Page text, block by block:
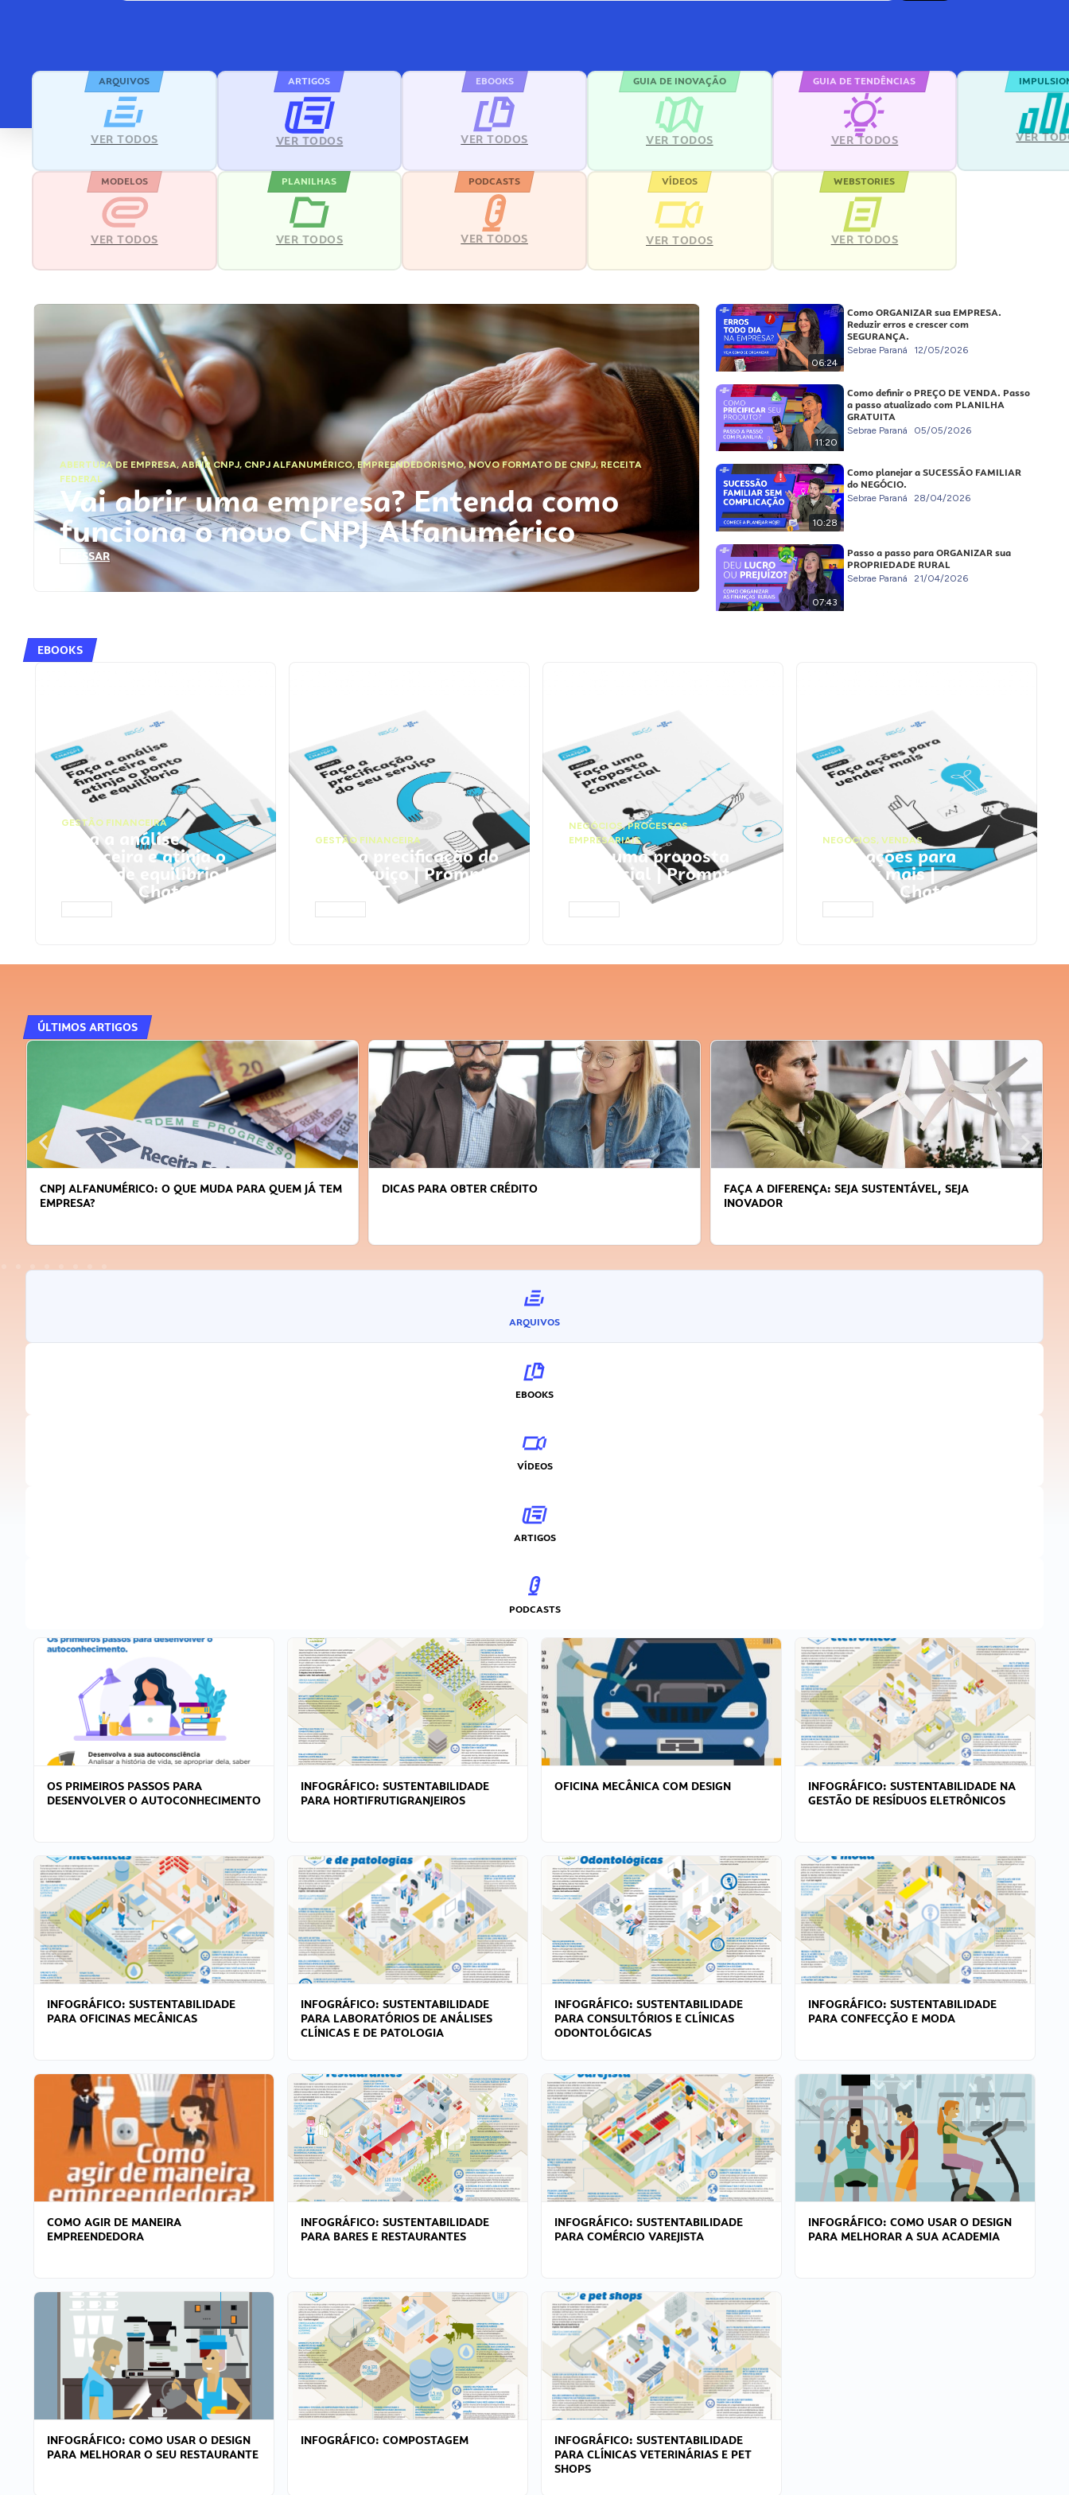
ARQUIVOS
VER TODOS
ARTIGOS
VER TODOS
EBOOKS
VER TODOS
GUIA DE INOVAÇÃO
VER TODOS
GUIA DE TENDÊNCIAS
VER TODOS VER
MODELOS
VER TODOS
PLANILHAS
VER TODOS
PODCASTS
VER TODOS
VÍDEOS
VER TODOS
WEBSTORIES
VER TODOS
ABERTURA DE EMPRESA,ABRIR CNPJ, CNPJ ALFANUMÉRICO, EMPREENDEDORISMO,NOVO FORMATO DE CNPJ,RECEITA
FEDERAL
Vai abrir uma empresa? Entenda como
funciona o novo CNPJ Alfanumérico
ACESSAR
06:24
Como ORGANIZAR sua EMPRESA.
Reduzir erros e crescer com
SEGURANÇA.
Sebrae Paraná 12/05/2026
11:20
Como definir o PREÇO DE VENDA. Passo
a passo atualizado com PLANILHA
GRATUITA
Sebrae Paraná 05/05/2026
10:28
Como planejar a SUCESSÃO FAMILIAR
do NEGÓCIO.
Sebrae Paraná 28/04/2026
07:43
Passo a passo para ORGANIZAR sua
PROPRIEDADE RURAL
Sebrae Paraná 21/04/2026
EBOOKS
GESTÃO FINANCEIRA
Faça a análise
financeira e atinja o
ponto de equilíbrio |
Prompts ChatGPT
GESTÃO FINANCEIRA
Faça a precificação do
seu serviço | Prompts
ChatGPT
NEGÓCIOS,PROCESSOS
EMPRESARIAIS
Faça uma proposta
comercial | Prompts
ChatGPT
NEGÓCIOS, VENDAS
Faça ações para
vender mais |
Prompts ChatGPT
ÚLTIMOS ARTIGOS
CNPJ ALFANUMÉRICO: O QUE MUDA PARA QUEM JÁ TEM
EMPRESA?
DICAS PARA OBTER CRÉDITO
FAÇA A DIFERENÇA: SEJA SUSTENTÁVEL, SEJA
INOVADOR
ARQUIVOS
EBOOKS
VÍDEOS
ARTIGOS
PODCASTS
OS PRIMEIROS PASSOS PARA
DESENVOLVER O AUTOCONHECIMENTO
INFOGRÁFICO: SUSTENTABILIDADE
PARA HORTIFRUTIGRANJEIROS
OFICINA MECÂNICA COM DESIGN
INFOGRÁFICO: SUSTENTABILIDADE NA
GESTÃO DE RESÍDUOS ELETRÔNICOS
INFOGRÁFICO: SUSTENTABILIDADE
PARA OFICINAS MECÂNICAS
INFOGRÁFICO: SUSTENTABILIDADE
PARA LABORATÓRIOS DE ANÁLISES
CLÍNICAS E DE PATOLOGIA
INFOGRÁFICO: SUSTENTABILIDADE
PARA CONSULTÓRIOS E CLÍNICAS
ODONTOLÓGICAS
INFOGRÁFICO: SUSTENTABILIDADE
PARA CONFECÇÃO E MODA
COMO AGIR DE MANEIRA
EMPREENDEDORA
INFOGRÁFICO: SUSTENTABILIDADE
PARA BARES E RESTAURANTES
INFOGRÁFICO: SUSTENTABILIDADE
PARA COMÉRCIO VAREJISTA
INFOGRÁFICO: COMO USAR O DESIGN
PARA MELHORAR A SUA ACADEMIA
INFOGRÁFICO: COMO USAR O DESIGN
PARA MELHORAR O SEU RESTAURANTE
INFOGRÁFICO: COMPOSTAGEM
INFOGRÁFICO: SUSTENTABILIDADE
PARA CLÍNICAS VETERINÁRIAS E PET
SHOPS